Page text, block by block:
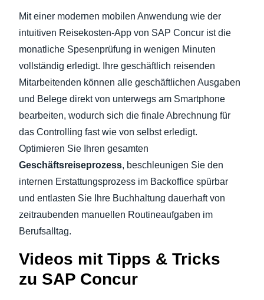
Mit einer modernen mobilen Anwendung wie der
intuitiven Reisekosten-App von SAP Concur ist die
monatliche Spesenprüfung in wenigen Minuten
vollständig erledigt. Ihre geschäftlich reisenden
Mitarbeitenden können alle geschäftlichen Ausgaben
und Belege direkt von unterwegs am Smartphone
bearbeiten, wodurch sich die finale Abrechnung für
das Controlling fast wie von selbst erledigt.
Optimieren Sie Ihren gesamten
Geschäftsreiseprozess, beschleunigen Sie den
internen Erstattungsprozess im Backoffice spürbar
und entlasten Sie Ihre Buchhaltung dauerhaft von
zeitraubenden manuellen Routineaufgaben im
Berufsalltag.
Videos mit Tipps & Tricks
zu SAP Concur